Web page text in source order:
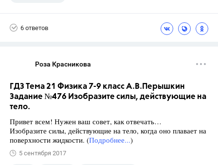
6 ответов
Роза Красникова
ГДЗ Тема 21 Физика 7-9 класс А.В.Перышкин
Задание №476 Изобразите силы, действующие на
тело.
Привет всем! Нужен ваш совет, как отвечать…
Изобразите силы, действующие на тело, когда оно плавает на
поверхности жидкости. (Подробнее...)
5 сентября 2017